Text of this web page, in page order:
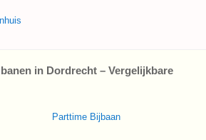
in Dordrecht – Vergelijkbare
Parttime Bijbaan